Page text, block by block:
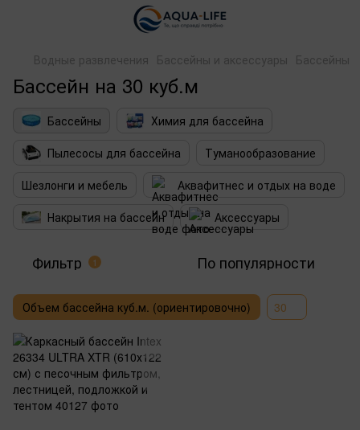
Водные развлечения Бассейны и аксессуары Бассейны
Бассейн на 30 куб.м
Бассейны
Химия для бассейна
Пылесосы для бассейна
Туманообразование
Шезлонги и мебель
Аквафитнес и отдых на воде
Накрытия на бассейн
Аксессуары
Фильтр 1 По популярности
Объем бассейна куб.м. (ориентировочно) 30